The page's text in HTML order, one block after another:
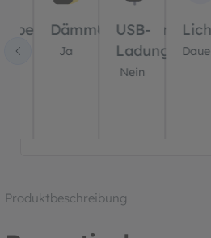
Dämmerungssensor?
Ja
USB-
Ladung?
Nein
Produktbeschreibung